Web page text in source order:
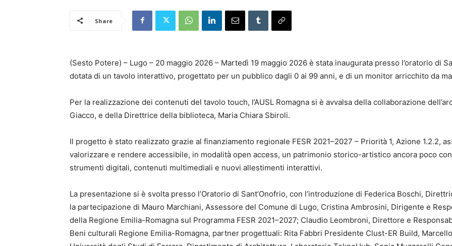
Share
(Sesto Potere) – Lugo – 20 maggio 2026 – Martedì 19 maggio 2026 è stata inaugurata presso l’oratorio di
dotata di un tavolo interattivo, progettato per un pubblico dagli 0 ai 99 anni, e di un monitor arricchito da
Per la realizzazione dei contenuti del tavolo touch, l’AUSL Romagna si è avvalsa della collaborazione
Giacco, e della Direttrice della biblioteca, Maria Chiara Sbiroli.
Il progetto è stato realizzato grazie al finanziamento regionale FESR 2021–2027 – Priorità 1, Azione 1.2.2,
valorizzare e rendere accessibile, in modalità open access, un patrimonio storico-artistico ancora poco
strumenti digitali, contenuti multimediali e nuovi allestimenti interattivi.
La presentazione si è svolta presso l’Oratorio di Sant’Onofrio, con l’introduzione di Federica Boschi,
la partecipazione di Mauro Marchiani, Assessore del Comune di Lugo, Cristina Ambrosini, Dirigente e
della Regione Emilia-Romagna sul Programma FESR 2021–2027; Claudio Leombroni, Direttore e
Beni culturali Regione Emilia-Romagna, partner progettuali: Rita Fabbri Presidente Clust-ER Build,